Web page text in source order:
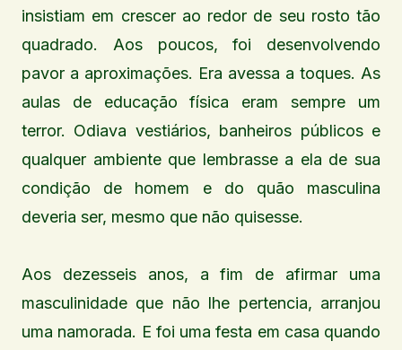
insistiam em crescer ao redor de seu rosto tão
quadrado. Aos poucos, foi desenvolvendo
pavor a aproximações. Era avessa a toques. As
aulas de educação física eram sempre um
terror. Odiava vestiários, banheiros públicos e
qualquer ambiente que lembrasse a ela de sua
condição de homem e do quão masculina
deveria ser, mesmo que não quisesse.
Aos dezesseis anos, a fim de afirmar uma
masculinidade que não lhe pertencia, arranjou
uma namorada. E foi uma festa em casa quando